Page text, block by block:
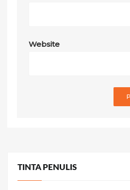
Website
TINTA PENULIS